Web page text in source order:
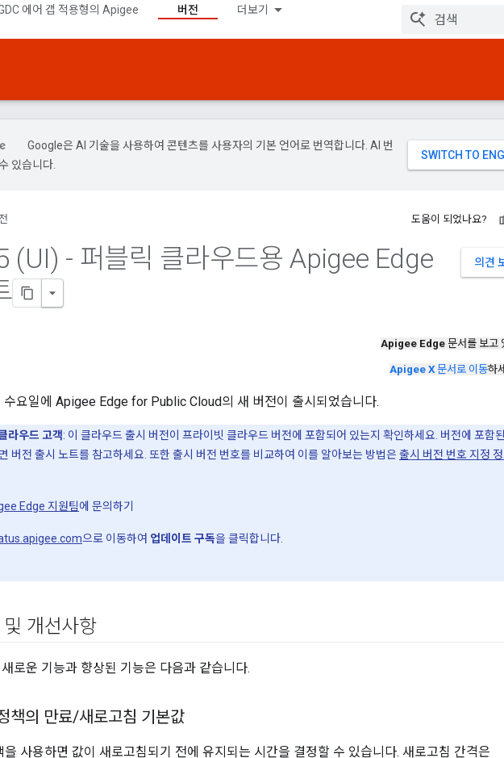
에어 갭 적용형의 Apigee 버전 더보기
Google은 AI 기술을 사용하여 콘텐츠를 사용자의 기본 언어로 번역합니다. AI 번
있습니다.
도움이 되었나요?
의견
(UI) - 퍼블릭 클라우드용 Apigee Edge
Apigee Edge 문서를 보고
Apigee X 문서로 이동하
요일에 Apigee Edge for Public Cloud의 새 버전이 출시되었습니다.
라우드 고객: 이 클라우드 출시 버전이 프라이빗 클라우드 버전에 포함되어 있는지 확인하세요. 버전에 포함
버전 출시 노트를 참고하세요. 또한 출시 버전 번호를 비교하여 이를 알아보는 방법은출시 버전 번호 지정
Edge 지원팀에 문의하기
으로 이동하여 업데이트 구독을 클릭합니다.
개선사항
로운 기능과 향상된 기능은 다음과 같습니다.
책의 만료/새로고침 기본값
을 사용하면 값이 새로고침되기 전에 유지되는 시간을 결정할 수 있습니다. 새로고침 간격은